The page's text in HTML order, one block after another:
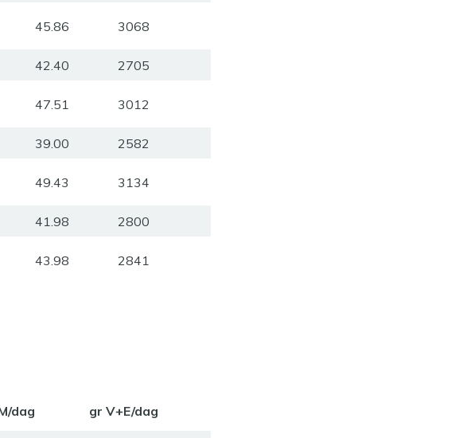
45.86 3068
42.40 2705
47.51 3012
39.00 2582
49.43 3134
41.98 2800
43.98 2841
dag gr V+E/dag